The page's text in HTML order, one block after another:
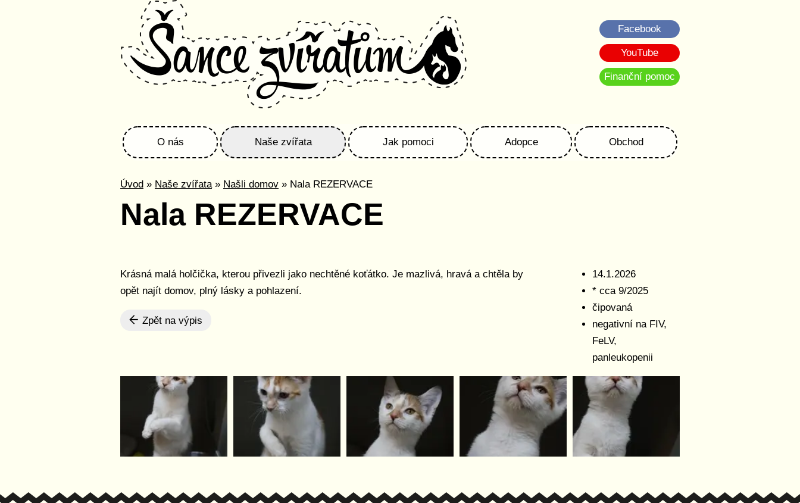
Facebook
YouTube
Finanční pomoc
O nás Naše zvířata Jak pomoci Adopce Obchod
Úvod » Naše zvířata» Našli domov » Nala REZERVACE
Nala REZERVACE
Krásná malá holčička, kterou přivezli jako nechtěné koťátko. Je mazlivá, hravá a chtěla by
opět najít domov, plný lásky a pohlazení.
Zpět na výpis
14.1.2026
* cca 9/2025
čipovaná
negativní na FIV,
FeLV,
panleukopenii